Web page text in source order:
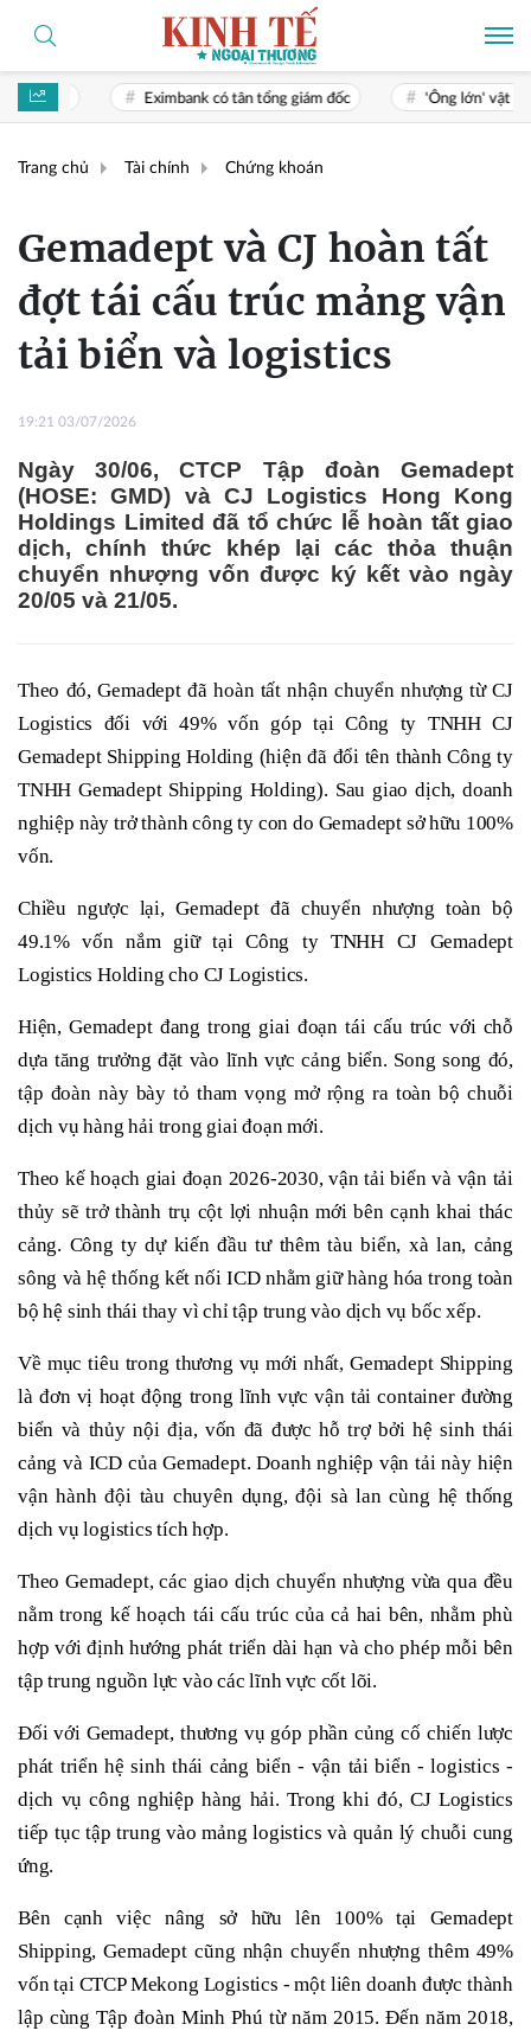
Eximbank có tân tổng giám đốc 'Ông lớn' vật liệu xây dựng Thái
Trang chủ Tài chính Chứng khoán
Gemadept và CJ hoàn tất
đợt tái cấu trúc mảng vận
tải biển và logistics
19:21 03/07/2026
Ngày 30/06, CTCP Tập đoàn Gemadept
(HOSE: GMD) và CJ Logistics Hong Kong
Holdings Limited đã tổ chức lễ hoàn tất giao
dịch, chính thức khép lại các thỏa thuận
chuyển nhượng vốn được ký kết vào ngày
20/05 và 21/05.
Theo đó, Gemadept đã hoàn tất nhận chuyển nhượng từ CJ
Logistics đối với 49% vốn góp tại Công ty TNHH CJ
Gemadept Shipping Holding (hiện đã đổi tên thành Công ty
TNHH Gemadept Shipping Holding). Sau giao dịch, doanh
nghiệp này trở thành công ty con do Gemadept sở hữu 100%
vốn.
Chiều ngược lại, Gemadept đã chuyển nhượng toàn bộ
49.1% vốn nắm giữ tại Công ty TNHH CJ Gemadept
Logistics Holding cho CJ Logistics.
Hiện, Gemadept đang trong giai đoạn tái cấu trúc với chỗ
dựa tăng trưởng đặt vào lĩnh vực cảng biển. Song song đó,
tập đoàn này bày tỏ tham vọng mở rộng ra toàn bộ chuỗi
dịch vụ hàng hải trong giai đoạn mới.
Theo kế hoạch giai đoạn 2026-2030, vận tải biển và vận tải
thủy sẽ trở thành trụ cột lợi nhuận mới bên cạnh khai thác
cảng. Công ty dự kiến đầu tư thêm tàu biển, xà lan, cảng
sông và hệ thống kết nối ICD nhằm giữ hàng hóa trong toàn
bộ hệ sinh thái thay vì chỉ tập trung vào dịch vụ bốc xếp.
Về mục tiêu trong thương vụ mới nhất, Gemadept Shipping
là đơn vị hoạt động trong lĩnh vực vận tải container đường
biển và thủy nội địa, vốn đã được hỗ trợ bởi hệ sinh thái
cảng và ICD của Gemadept. Doanh nghiệp vận tải này hiện
vận hành đội tàu chuyên dụng, đội sà lan cùng hệ thống
dịch vụ logistics tích hợp.
Theo Gemadept, các giao dịch chuyển nhượng vừa qua đều
nằm trong kế hoạch tái cấu trúc của cả hai bên, nhằm phù
hợp với định hướng phát triển dài hạn và cho phép mỗi bên
tập trung nguồn lực vào các lĩnh vực cốt lõi.
Đối với Gemadept, thương vụ góp phần củng cố chiến lược
phát triển hệ sinh thái cảng biển - vận tải biển - logistics -
dịch vụ công nghiệp hàng hải. Trong khi đó, CJ Logistics
tiếp tục tập trung vào mảng logistics và quản lý chuỗi cung
ứng.
Bên cạnh việc nâng sở hữu lên 100% tại Gemadept
Shipping, Gemadept cũng nhận chuyển nhượng thêm 49%
vốn tại CTCP Mekong Logistics - một liên doanh được thành
lập cùng Tập đoàn Minh Phú từ năm 2015. Đến năm 2018,